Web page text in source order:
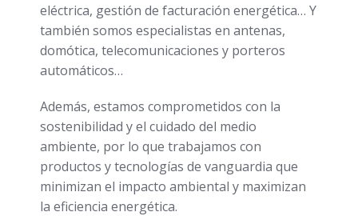
eléctrica, gestión de facturación energética… Y
también somos especialistas en antenas,
domótica, telecomunicaciones y porteros
automáticos…
Además, estamos comprometidos con la
sostenibilidad y el cuidado del medio
ambiente, por lo que trabajamos con
productos y tecnologías de vanguardia que
minimizan el impacto ambiental y maximizan
la eficiencia energética.